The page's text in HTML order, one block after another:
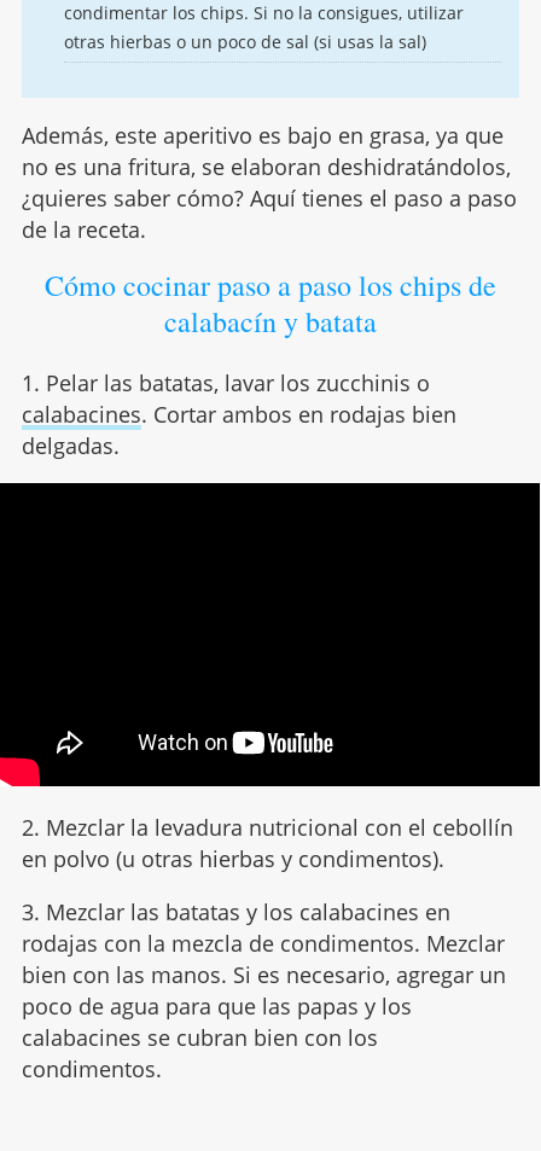
condimentar los chips. Si no la consigues, utilizar
otras hierbas o un poco de sal (si usas la sal)
Además, este aperitivo es bajo en grasa, ya que
no es una fritura, se elaboran deshidratándolos,
¿quieres saber cómo? Aquí tienes el paso a paso
de la receta.
Cómo cocinar paso a paso los chips de
calabacín y batata
1. Pelar las batatas, lavar los zucchinis o
calabacines. Cortar ambos en rodajas bien
delgadas.
2. Mezclar la levadura nutricional con el cebollín
en polvo (u otras hierbas y condimentos).
3. Mezclar las batatas y los calabacines en
rodajas con la mezcla de condimentos. Mezclar
bien con las manos. Si es necesario, agregar un
poco de agua para que las papas y los
calabacines se cubran bien con los
condimentos.